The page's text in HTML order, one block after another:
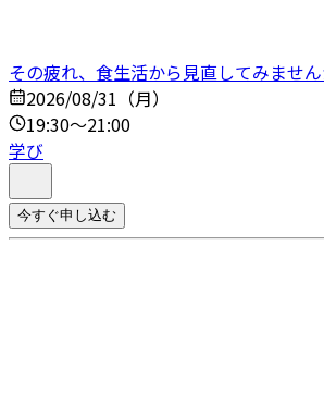
その疲れ、食生活から見直してみません
2026/08/31（月）
19:30～21:00
学び
今すぐ申し込む